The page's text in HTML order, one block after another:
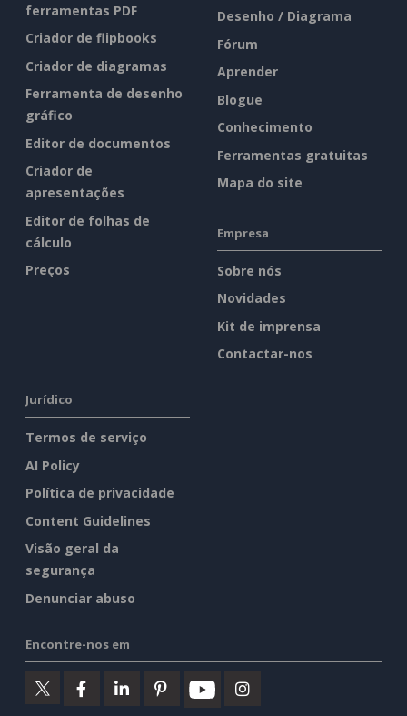
ferramentas PDF
Criador de flipbooks
Criador de diagramas
Ferramenta de desenho
gráfico
Editor de documentos
Criador de
apresentações
Editor de folhas de
cálculo
Preços
Desenho / Diagrama
Fórum
Aprender
Blogue
Conhecimento
Ferramentas gratuitas
Mapa do site
Empresa
Sobre nós
Novidades
Kit de imprensa
Contactar-nos
Jurídico
Termos de serviço
AI Policy
Política de privacidade
Content Guidelines
Visão geral da
segurança
Denunciar abuso
Encontre-nos em